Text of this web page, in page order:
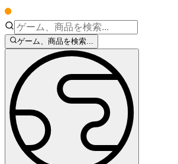
ゲーム、商品を検索...